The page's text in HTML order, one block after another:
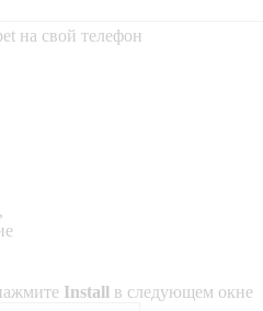
на свой телефон
Install в следующем окне